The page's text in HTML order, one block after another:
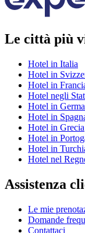
Le città più
Hotel in Italia
Hotel in
Hotel in
Hotel negli
Hotel in
Hotel in
Hotel in Grecia
Hotel in
Hotel in
Hotel nel
Assistenza
Le mie
Domande
Contattaci